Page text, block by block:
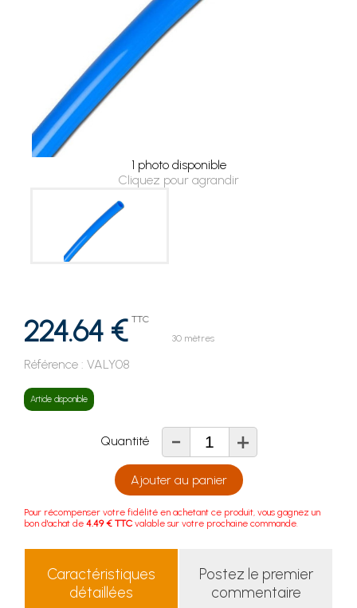
1 photo disponible
Cliquez pour agrandir
224.64 € TTC
30 mètres
Référence : VALY08
Article disponible
Quantité - +
Ajouter au panier
Pour récompenser votre fidélité en achetant ce produit, vous gagnez un
bon d'achat de 4.49 € TTC valable sur votre prochaine commande.
Caractéristiques
détaillées
Postez le premier
commentaire